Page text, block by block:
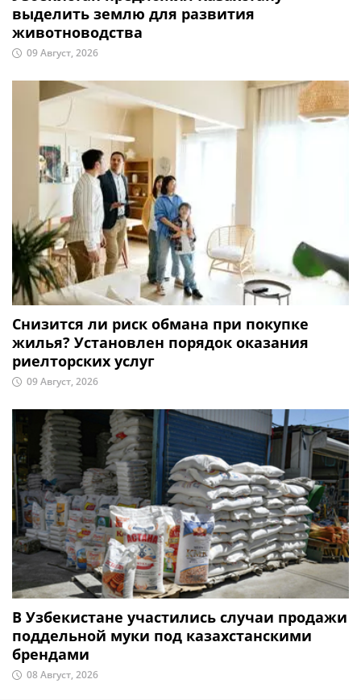
выделить землю для развития
животноводства
09 Август, 2026
Снизится ли риск обмана при покупке
жилья? Установлен порядок оказания
риелторских услуг
09 Август, 2026
В Узбекистане участились случаи продажи
поддельной муки под казахстанскими
брендами
08 Август, 2026